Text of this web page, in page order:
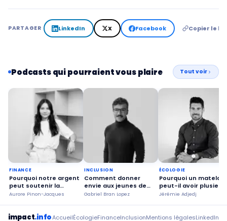
PARTAGER LinkedIn X Facebook Copier le
Podcasts qui pourraient vous plaire Tout voir
FINANCE
Pourquoi notre argent
peut soutenir la
transition écologique ?
Aurore Pinon-Jacques
INCLUSION
Comment donner
envie aux jeunes de
construire l'avenir ?
Gabriel Bran Lopez
ÉCOLOGIE
Pourquoi un matelas
peut-il avoir
vies ?
Jérémie Adjedj
impact.infoAccueilÉcologieFinanceInclusionMentions légalesLinkedIn